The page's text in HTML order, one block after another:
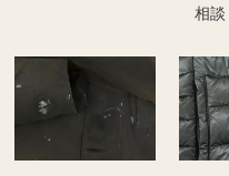
相談